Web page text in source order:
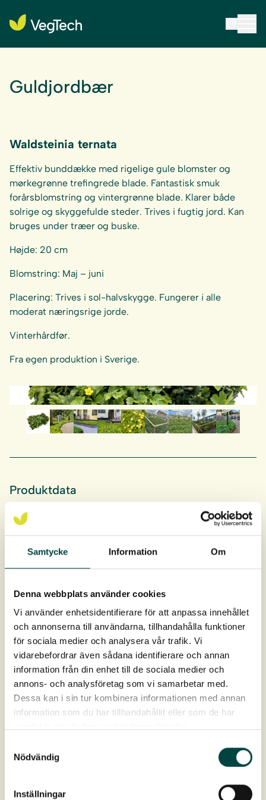
Samtycke Information Om
Denna webbplats använder cookies
Vi använder enhetsidentifierare för att anpassa innehållet
och annonserna till användarna, tillhandahålla funktioner
för sociala medier och analysera vår trafik. Vi
vidarebefordrar även sådana identifierare och annan
information från din enhet till de sociala medier och
annons- och analysföretag som vi samarbetar med.
Dessa kan i sin tur kombinera informationen med annan
information som du har tillhandahållit eller som de har
Nödvändig
Inställningar
Guldjordbær
Waldsteinia ternata
Effektiv bunddække med rigelige gule blomster og
mørkegrønne trefingrede blade. Fantastisk smuk
forårsblomstring og vintergrønne blade. Klarer både
solrige og skyggefulde steder. Trives i fugtig jord. Kan
bruges under træer og buske.
Højde: 20 cm
Blomstring: Maj – juni
Placering: Trives i sol-halvskygge. Fungerer i alle
moderat næringsrige jorde.
Vinterhårdfør.
Fra egen produktion i Sverige.
Produktdata
Art.nr
Mål 55 × 34 cm
Produktdatablad
Montage- og plejevejledning